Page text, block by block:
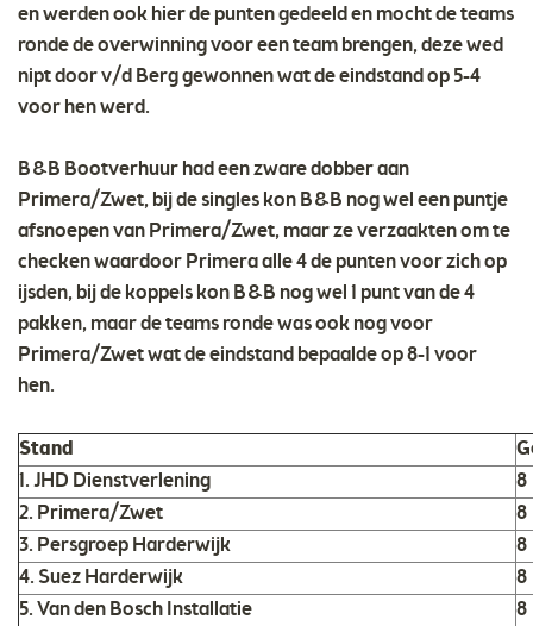
en werden ook hier de punten gedeeld en mocht de teams
ronde de overwinning voor een team brengen, deze wed
nipt door v/d Berg gewonnen wat de eindstand op 5-4
voor hen werd.
B&B Bootverhuur had een zware dobber aan
Primera/Zwet, bij de singles kon B&B nog wel een puntje
afsnoepen van Primera/Zwet, maar ze verzaakten om te
checken waardoor Primera alle 4 de punten voor zich op
ijsden, bij de koppels kon B&B nog wel 1 punt van de 4
pakken, maar de teams ronde was ook nog voor
Primera/Zwet wat de eindstand bepaalde op 8-1 voor
hen.
Stand
1. JHD Dienstverlening
8
2. Primera/Zwet
8
3. Persgroep Harderwijk
8
4. Suez Harderwijk
8
5. Van den Bosch Installatie
8